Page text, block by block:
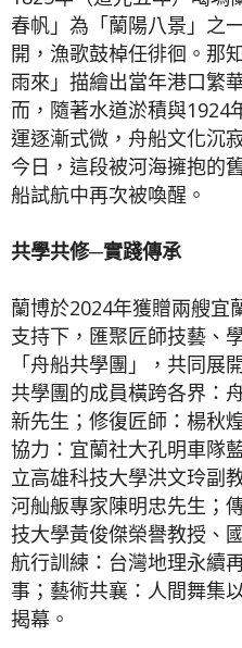
春帆」為「蘭陽八景」之
開，漁歌鼓棹任徘徊。那
雨來」描繪出當年港口繁
而，隨著水道淤積與1924
運逐漸式微，舟船文化沉
今日，這段被河海擁抱的
船試航中再次被喚醒。
共學共修─實踐傳承
蘭博於2024年獲贈兩艘宜
支持下，匯聚匠師技藝、
「舟船共學團」，共同展
共學團的成員橫跨各界：
新先生；修復匠師：楊秋
協力：宜蘭社大孔明車隊
立高雄科技大學洪文玲副
河舢舨專家陳明忠先生；
技大學黃俊傑榮譽教授、
航行訓練：台灣地理永續
事；藝術共襄：人間舞集
揭幕。